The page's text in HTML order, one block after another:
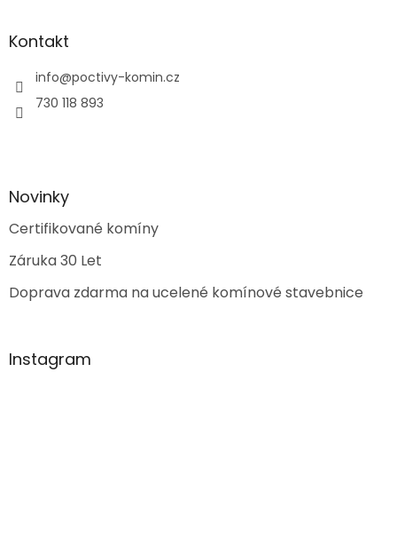
Kontakt
info@poctivy-komin.cz
730 118 893
Novinky
Certifikované komíny
Záruka 30 Let
Doprava zdarma na ucelené komínové stavebnice
Instagram